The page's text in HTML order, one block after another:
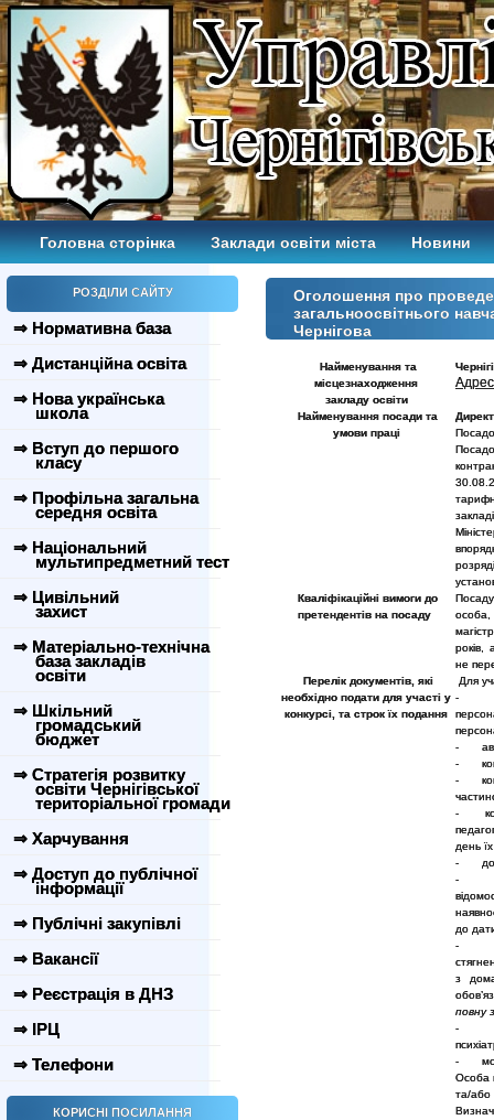
Головна сторінка Заклади освіти міста Новини
РОЗДІЛИ САЙТУ
⇒ Нормативна база
⇒ Дистанційна освіта
⇒ Нова українська
школа
⇒ Вступ до першого
класу
⇒ Профільна загальна
середня освіта
⇒ Національний
мультипредметний тест
⇒ Цивільний
захист
⇒ Матеріально-технічна
база закладів
освіти
⇒ Шкільний
громадський
бюджет
⇒ Стратегія розвитку
освіти Чернігівської
територіальної громади
⇒ Харчування
⇒ Доступ до публічної
інформації
⇒ Публічні закупівлі
⇒ Вакансії
⇒ Реєстрація в ДНЗ
⇒ ІРЦ
⇒ Телефони
КОРИСНІ ПОСИЛАННЯ
Оголошення про
загальноосвітнього
Чернігова
Найменування та
місцезнаходження
закладу освіти
Найменування посади та
умови праці
Кваліфікаційні вимоги до
претендентів на посаду
особа,
років,
не
Перелік документів, які
необхідно подати для участі у
конкурсі, та строк їх подання
Для
-
-
-
-
-
день
-
до
-
з
повну
-
-
Особа
та/або